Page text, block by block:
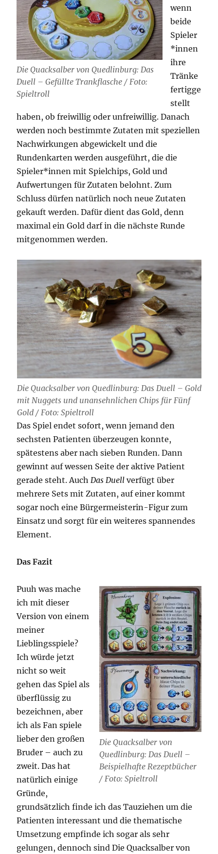
Die Quacksalber von Quedlinburg: Das
Duell – Gefüllte Trankflasche / Foto:
Spieltroll
wenn
beide
Spieler
*innen
ihre
Tränke
fertigge
stellt
haben, ob freiwillig oder unfreiwillig. Danach
werden noch bestimmte Zutaten mit speziellen
Nachwirkungen abgewickelt und die
Rundenkarten werden ausgeführt, die die
Spieler*innen mit Spielchips, Gold und
Aufwertungen für Zutaten belohnt. Zum
Schluss dürfen natürlich noch neue Zutaten
gekauft werden. Dafür dient das Gold, denn
maximal ein Gold darf in die nächste Runde
mitgenommen werden.
Die Quacksalber von Quedlinburg: Das Duell – Gold
mit Nuggets und unansehnlichen Chips für Fünf
Gold / Foto: Spieltroll
Das Spiel endet sofort, wenn jemand den
sechsten Patienten überzeugen konnte,
spätestens aber nach sieben Runden. Dann
gewinnt auf wessen Seite der aktive Patient
gerade steht. Auch Das Duell verfügt über
mehrere Sets mit Zutaten, auf einer kommt
sogar noch eine Bürgermeisterin-Figur zum
Einsatz und sorgt für ein weiteres spannendes
Element.
Das Fazit
Die Quacksalber von
Quedlinburg: Das Duell –
Beispielhafte Rezeptbücher
/ Foto: Spieltroll
Puuh was mache
ich mit dieser
Version von einem
meiner
Lieblingsspiele?
Ich würde jetzt
nicht so weit
gehen das Spiel als
überflüssig zu
bezeichnen, aber
ich als Fan spiele
lieber den großen
Bruder – auch zu
zweit. Das hat
natürlich einige
Gründe,
grundsätzlich finde ich das Tauziehen um die
Patienten interessant und die thematische
Umsetzung empfinde ich sogar als sehr
gelungen, dennoch sind Die Quacksalber von